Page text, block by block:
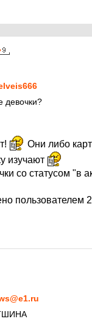
девочки?
Они либо
изучают
со статусом "в
пользователем